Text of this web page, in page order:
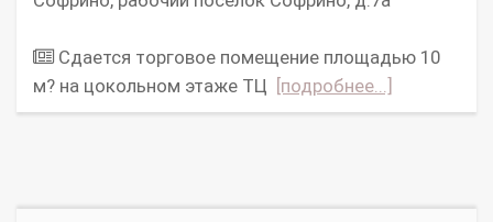
Сдается торговое помещение площадью 10
м? на цокольном этаже ТЦ
[подробнее...]